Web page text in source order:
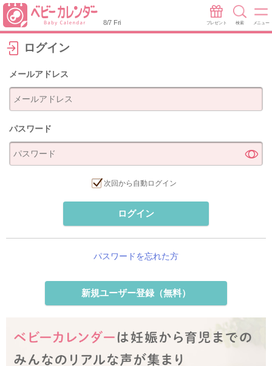
8/7 Fri プレゼント 検索 メニュー
ログイン
メールアドレス
パスワード
次回から自動ログイン
ログイン
パスワードを忘れた方
新規ユーザー登録（無料）